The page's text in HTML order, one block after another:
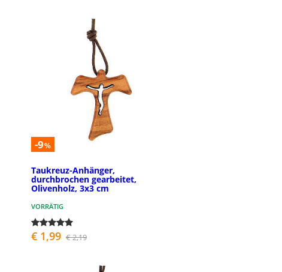
-9%
Taukreuz-Anhänger,
durchbrochen gearbeitet,
Olivenholz, 3x3 cm
VORRÄTIG
€ 1,99 € 2,19